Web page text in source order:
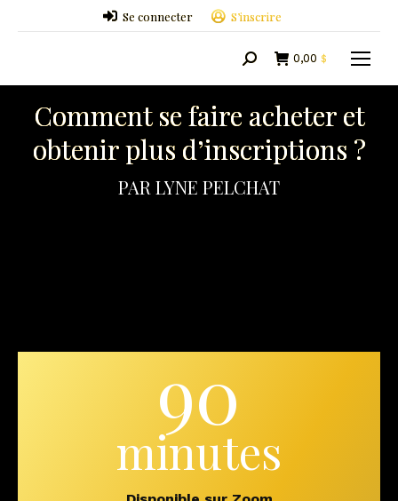
Se connecter S’inscrire
Search: 0,00 $
Comment se faire acheter et
obtenir plus d’inscriptions ?
PAR LYNE PELCHAT
90
minutes